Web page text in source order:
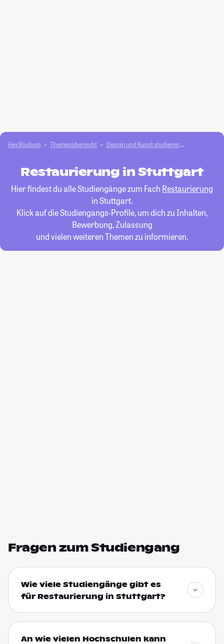
HeyStudium Themenübersicht Design und Kunst studieren
Restaurierung in Stuttgart
Hier findest du alle Studiengänge zum Fach Restaurierung
in Stuttgart.
Klick auf die Studiengangs-Profile, um dich zu Inhalten,
Bewerbung, Zulassung
und vielen weiteren Themen zu informieren.
Fragen zum Studiengang
Wie viele Studiengänge gibt es
für Restaurierung in Stuttgart?
An wie vielen Hochschulen kann